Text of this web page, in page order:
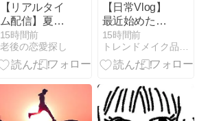
【リアルタイ
ム配信】夏季
休暇までラス
トスパート
15時間前
老後の恋愛探し
【日常Vlog】
最近始めた英
語の勉強📚週
末のキャンプ
の様子からお
日充実✨
15時間前
トレンドメイク品質向上委員会(婚活に役立つ劇的メイク動画)